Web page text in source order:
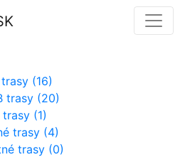
(16)
trasy (20)
(1)
trasy (4)
trasy (0)